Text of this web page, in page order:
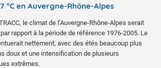
°C en Auvergne-Rhône-Alpes
le climat de l’Auvergne-Rhône-Alpes serait
rapport à la période de référence 1976-2005. Le
nettement, avec des étés beaucoup plus
doux et une intensification de plusieurs
extrêmes.